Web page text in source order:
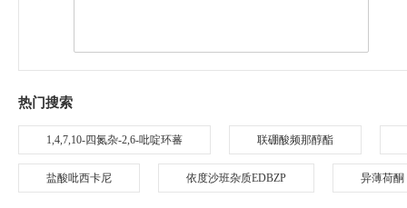
热门搜索
1,4,7,10-四氮杂-2,6-吡啶环蕃 联硼酸频那醇酯
盐酸吡西卡尼 依度沙班杂质EDBZP 异薄荷酮